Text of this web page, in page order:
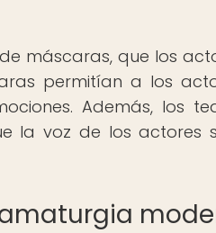
máscaras, que los
permitían a los
Además, los
la voz de los actores